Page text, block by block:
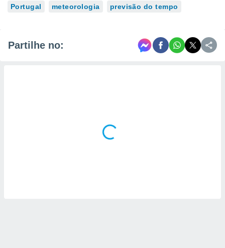
Portugal meteorologia previsão do tempo
Partilhe no: